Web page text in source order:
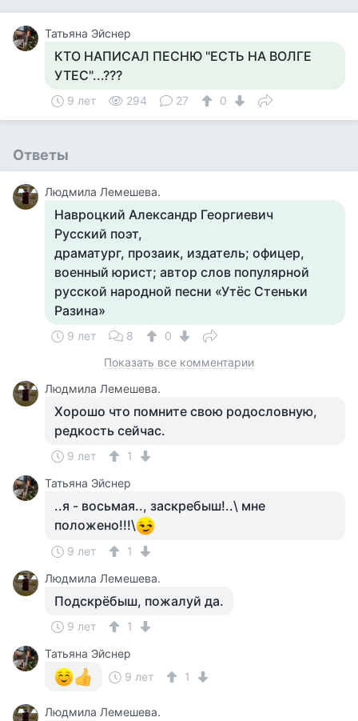
Татьяна Эйснер
КТО НАПИСАЛ ПЕСНЮ "ЕСТЬ НА ВОЛГЕ
УТЕС"...???
9 лет 294 27 0
Ответы
Людмила Лемешева.
Навроцкий Александр Георгиевич
Русский поэт,
драматург, прозаик, издатель; офицер,
военный юрист; автор слов популярной
русской народной песни «Утёс Стеньки
Разина»
9 лет 8
0
Показать все комментарии
Людмила Лемешева.
Хорошо что помните свою родословную,
редкость сейчас.
9 лет
1
Татьяна Эйснер
..я - восьмая.., заскребыш!..\ мне
положено!!!\
9 лет
1
Людмила Лемешева.
Подскрёбыш, пожалуй да.
9 лет
1
Татьяна Эйснер
9 лет
1
Людмила Лемешева.